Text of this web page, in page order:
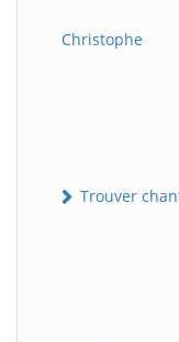
Christophe
Trouver